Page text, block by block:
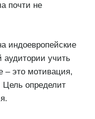
почти не
индоевропейские
аудитории учить
– это мотивация,
Цель определит